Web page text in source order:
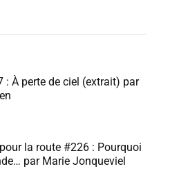
: À perte de ciel (extrait) par
la route #226 : Pourquoi
par Marie Jonqueviel